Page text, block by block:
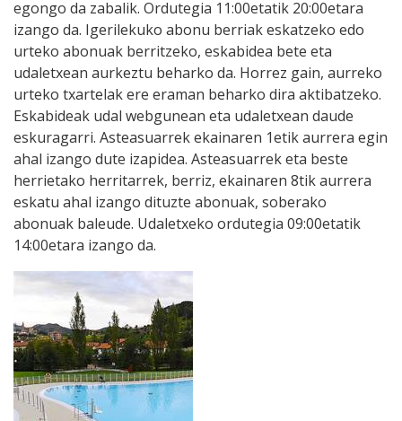
egongo da zabalik. Ordutegia 11:00etatik 20:00etara
izango da. Igerilekuko abonu berriak eskatzeko edo
urteko abonuak berritzeko, eskabidea bete eta
udaletxean aurkeztu beharko da. Horrez gain, aurreko
urteko txartelak ere eraman beharko dira aktibatzeko.
Eskabideak udal webgunean eta udaletxean daude
eskuragarri. Asteasuarrek ekainaren 1etik aurrera egin
ahal izango dute izapidea. Asteasuarrek eta beste
herrietako herritarrek, berriz, ekainaren 8tik aurrera
eskatu ahal izango dituzte abonuak, soberako
abonuak baleude. Udaletxeko ordutegia 09:00etatik
14:00etara izango da.